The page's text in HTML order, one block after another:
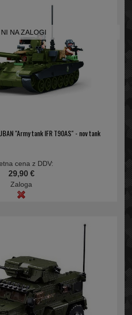
NI NA ZALOGI
"Army tank IFR T90AS" - nov tank
cena z DDV:
29,90 €
Zaloga